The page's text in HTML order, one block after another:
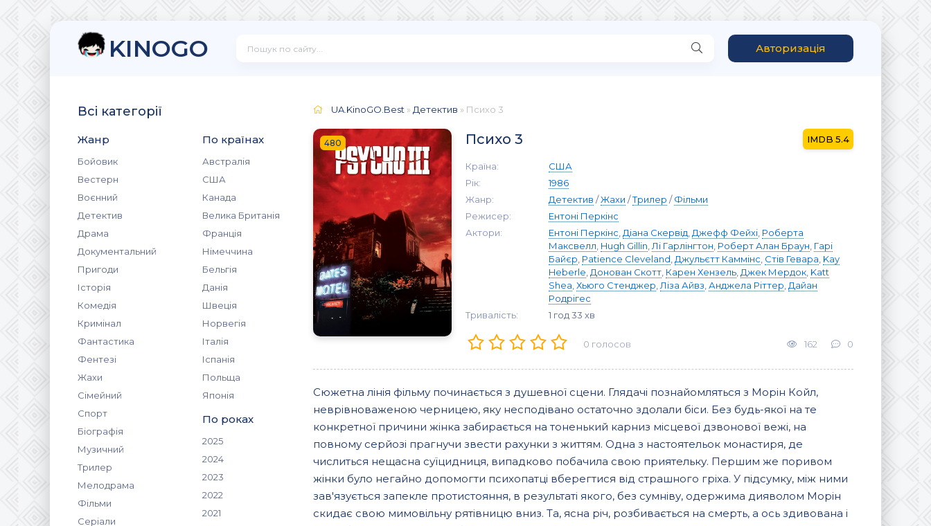
KINOGO Авторизація
Всі категорії
Жанр
Бойовик
Вестерн
Воєнний
Детектив
Драма
Документальний
Пригоди
Історія
Комедія
Кримінал
Фантастика
Фентезі
Жахи
Сімейний
Спорт
Біографія
Музичний
Трилер
Мелодрама
Фільми
Серіали
По країнах
Австралія
США
Канада
Велика Британія
Франція
Німеччина
Бельгія
Данія
Швеція
Норвегія
Італія
Іспанія
Польща
Японія
По роках
2025
2024
2023
2022
2021
UA.KinoGO.Best » Детектив » Психо 3
480 Психо 3 5.4
Країна:
США
Рік:
1986
Жанр:
Детектив /Жахи /Трилер /Фільми
Режисер:
Ентоні Перкінс
Актори:
Ентоні Перкінс Діана Скервід Джефф Фейхі Роберта
Максвелл Hugh Gillin Лі Гарлінгтон Роберт Алан Браун Гарі
Байєр Patience Cleveland Джульєтт Каммінс Стів Гевара Kay
Heberle Донован Скотт Карен Хензель Джек Мердок Katt
Shea Хьюго Стенджер Ліза Айвз Анджела Ріттер Дайан
Родрігес
Тривалість:
1 год 33 хв
0 голосов 162 0
Сюжетна лінія фільму починається з душевної сцени. Глядачі познайомляться з Морін Койл,
неврівноваженою черницею, яку несподівано остаточно здолали біси. Без будь-якої на те
конкретної причини жінка забирається на тоненький карниз місцевої дзвонової вежі, на
повному серйозі прагнучи звести рахунки з життям. Одна з настоятельок монастиря, де
числиться нещасна суїцидниця, випадково побачила свою приятельку. Першим же поривом
жінки було негайно допомогти психопатці вберегтися від страшного гріха. У підсумку, між ними
зав'язується запекле протистояння, в результаті якого, без сумніву, одержима дияволом Морін
скидає свою мимовільну рятівницю вниз. Та, ясна річ, розбивається на смерть, а ось здивована і